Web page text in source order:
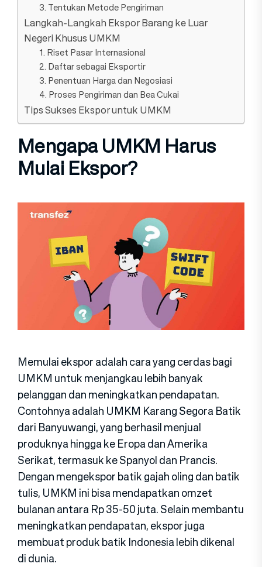
3. Tentukan Metode Pengiriman
Langkah-Langkah Ekspor Barang ke Luar
Negeri Khusus UMKM
1. Riset Pasar Internasional
2. Daftar sebagai Eksportir
3. Penentuan Harga dan Negosiasi
4. Proses Pengiriman dan Bea Cukai
Tips Sukses Ekspor untuk UMKM
Mengapa UMKM Harus
Mulai Ekspor?
Memulai ekspor adalah cara yang cerdas bagi
UMKM untuk menjangkau lebih banyak
pelanggan dan meningkatkan pendapatan.
Contohnya adalah UMKM Karang Segora Batik
dari Banyuwangi, yang berhasil menjual
produknya hingga ke Eropa dan Amerika
Serikat, termasuk ke Spanyol dan Prancis.
Dengan mengekspor batik gajah oling dan batik
tulis, UMKM ini bisa mendapatkan omzet
bulanan antara Rp 35-50 juta. Selain membantu
meningkatkan pendapatan, ekspor juga
membuat produk batik Indonesia lebih dikenal
di dunia.